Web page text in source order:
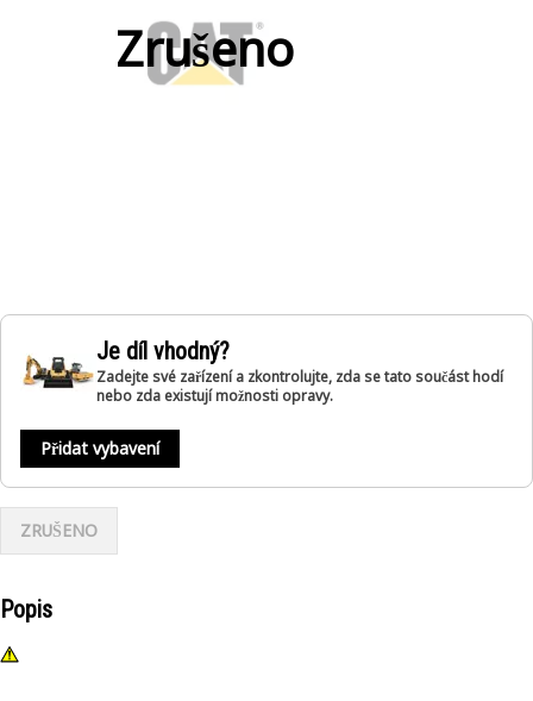
Zrušeno
Je díl vhodný?
Zadejte své zařízení a zkontrolujte, zda se tato součást hodí
nebo zda existují možnosti opravy.
Přidat vybavení
ZRUŠENO
Popis